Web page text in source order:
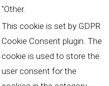
"Other.
This cookie is set by GDPR
Cookie Consent plugin. The
cookie is used to store the
user consent for the